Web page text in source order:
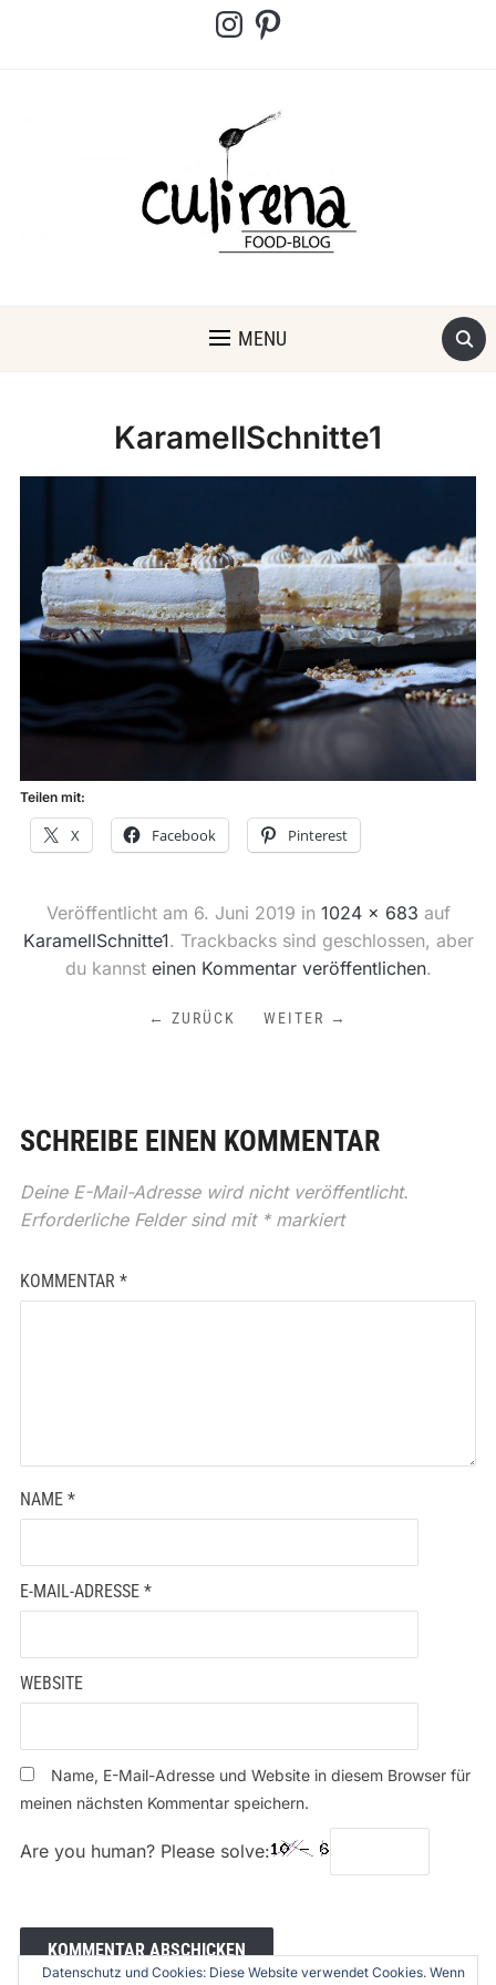
InstagramPinterest
MENU
KaramellSchnitte1
Teilen mit:
X Facebook Pinterest
Veröffentlicht am 6. Juni 2019 in 1024 × 683 auf
KaramellSchnitte1. Trackbacks sind geschlossen, aber
du kannst einen Kommentar veröffentlichen.
← ZURÜCK WEITER →
SCHREIBE EINEN KOMMENTAR
Deine E-Mail-Adresse wird nicht veröffentlicht.
Erforderliche Felder sind mit *markiert
KOMMENTAR *
NAME *
E-MAIL-ADRESSE *
WEBSITE
Name, E-Mail-Adresse und Website in diesem Browser für
meinen nächsten Kommentar speichern.
Are you human? Please solve:
Datenschutz und Cookies: Diese Website verwendet Cookies. Wenn